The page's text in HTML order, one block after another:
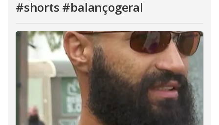
#shorts #balançogeral